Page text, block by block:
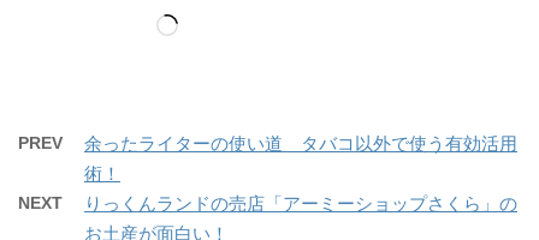
読
PREV
余ったライターの使い道 タバコ以外で使う有効活用
術！
NEXT
りっくんランドの売店「アーミーショップさくら」の
お土産が面白い！